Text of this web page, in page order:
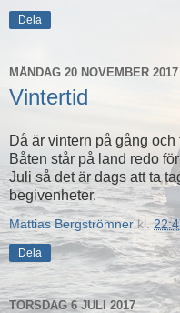
Dela
MÅNDAG 20 NOVEMBER 2017
Vintertid
Då är vintern på gång
Båten står på land redo
Juli så det är dags att ta
begivenheter.
Mattias Bergströmner kl.
Dela
TORSDAG 6 JULI 2017